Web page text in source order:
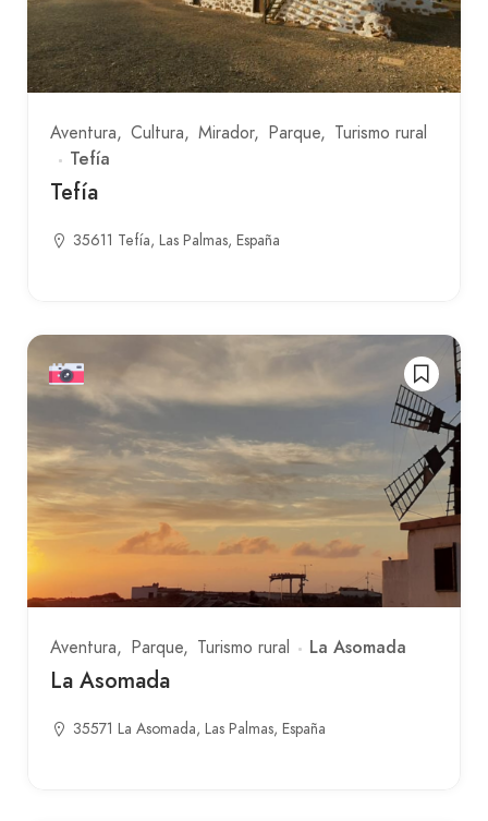
Aventura Cultura Mirador Parque Turismo rural
Tefía
Tefía
35611 Tefía, Las Palmas, España
Aventura Parque Turismo rural La Asomada
La Asomada
35571 La Asomada, Las Palmas, España